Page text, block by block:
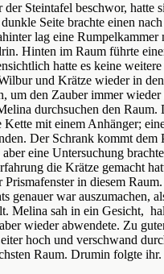
Steintafel beschwor, hatte
Seite brachte einen
lag eine Rumpelkammer
Hinten im Raum führte
hatte es keine
und Krätze wieder in
um den Zauber immer
durchsuchen den Raum.
Kette mit einem Anhänger;
Der Schrank kommt dem
eine Untersuchung
die Krätze gemacht
in diesem
genauer war auszumachen,
Melina sah in ein Gesicht,
wieder abwendete. Zu
hoch und verschwand
Raum. Drumin folgte ihr.